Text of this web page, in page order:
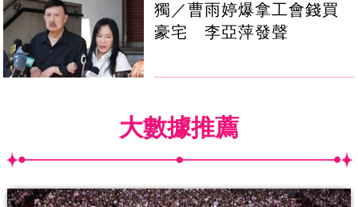
獨／曹雨婷爆拿工會錢買
豪宅 李亞萍發聲
大數據推薦